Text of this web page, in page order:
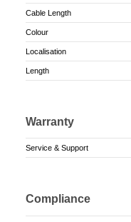
Cable Length
Colour
Localisation
Length
Warranty
Service & Support
Compliance